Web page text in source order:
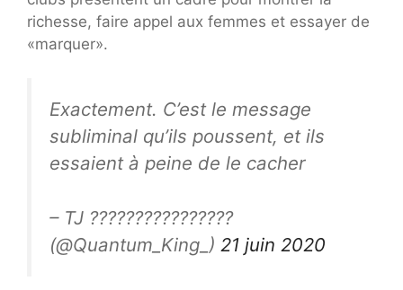
richesse, faire appel aux femmes et essayer de
«marquer».
Exactement. C’est le message
subliminal qu’ils poussent, et ils
essaient à peine de le cacher
– TJ ????????????????
(@Quantum_King_) 21 juin 2020